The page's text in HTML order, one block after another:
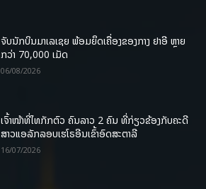
ຈັບນັກບິນມາເລເຊຍ ພ້ອມຍຶດເຄື່ອງຂອງກາງ ຢາອີ ຫຼາຍ
ກວ່າ 70,000 ເມັດ
06/08/2026
ເຈົ້າໜ້າທີ່ໄທກັກຕົວ ຄົນລາວ 2 ຄົນ ທີ່ກ່ຽວຂ້ອງກັບຄະດີ
ສາວແອລັກລອບເຮໂຣອີນເຂົ້າອົດສະຕາລີ
16/07/2026